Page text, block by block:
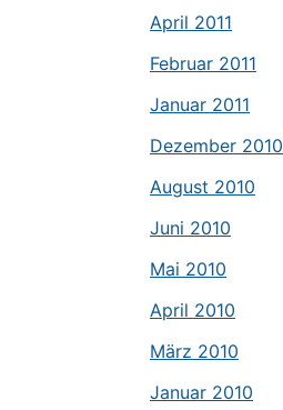
April 2011
Februar 2011
Januar 2011
Dezember 2010
August 2010
Juni 2010
Mai 2010
April 2010
März 2010
Januar 2010